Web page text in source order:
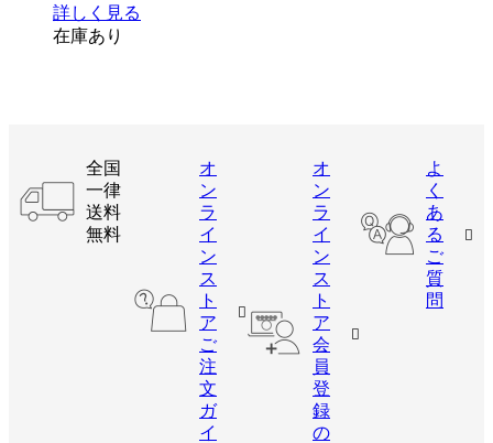
詳しく見る
在庫あり
全国
一律
送料
無料
オ
ン
ラ
イ
ン
ス
ト
ア
ご
注
文
ガ
イ
オ
ン
ラ
イ
ン
ス
ト
ア
会
員
登
録
の
よ
く
あ
る
ご
質
問